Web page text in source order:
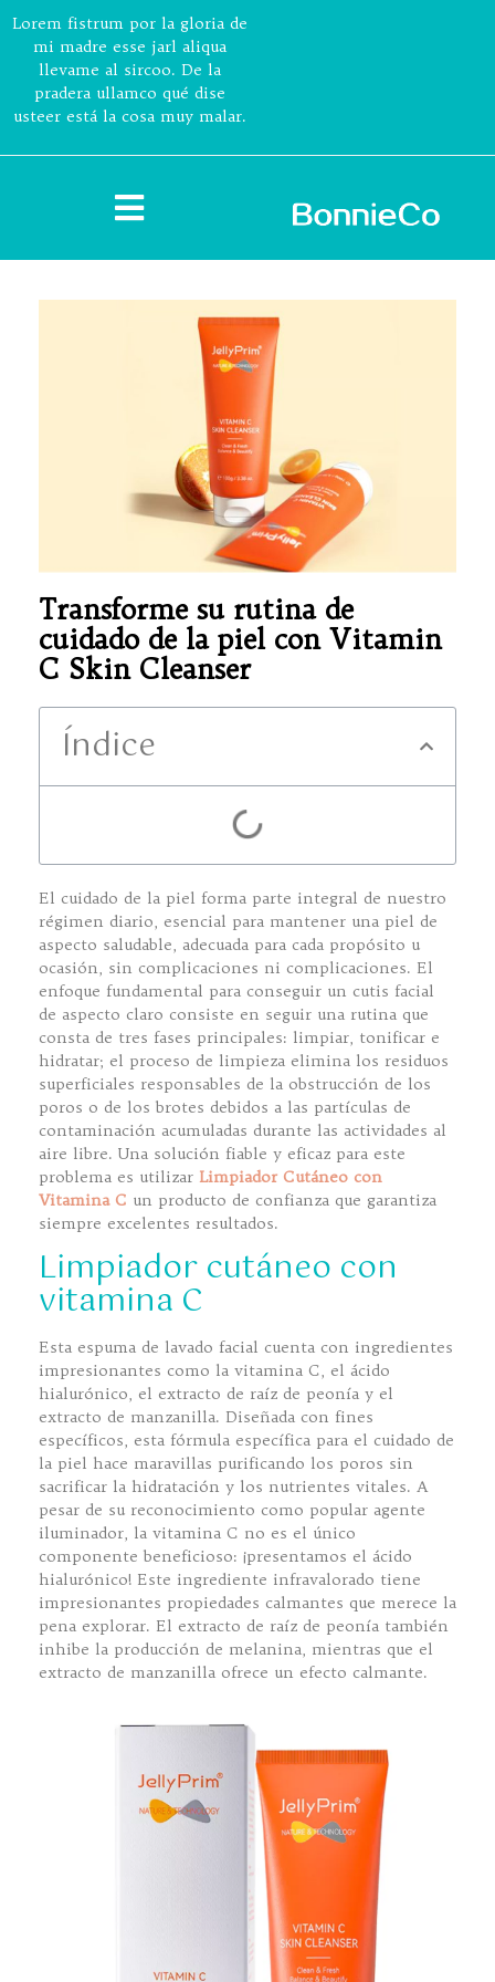
Lorem fistrum por la gloria de
mi madre esse jarl aliqua
llevame al sircoo. De la
pradera ullamco qué dise
usteer está la cosa muy malar.
Transforme su rutina de
cuidado de la piel con Vitamin
C Skin Cleanser
Índice
El cuidado de la piel forma parte integral de nuestro
régimen diario, esencial para mantener una piel de
aspecto saludable, adecuada para cada propósito u
ocasión, sin complicaciones ni complicaciones. El
enfoque fundamental para conseguir un cutis facial
de aspecto claro consiste en seguir una rutina que
consta de tres fases principales: limpiar, tonificar e
hidratar; el proceso de limpieza elimina los residuos
superficiales responsables de la obstrucción de los
poros o de los brotes debidos a las partículas de
contaminación acumuladas durante las actividades al
aire libre. Una solución fiable y eficaz para este
problema es utilizar Limpiador Cutáneo con
Vitamina C un producto de confianza que garantiza
siempre excelentes resultados.
Limpiador cutáneo con
vitamina C
Esta espuma de lavado facial cuenta con ingredientes
impresionantes como la vitamina C, el ácido
hialurónico, el extracto de raíz de peonía y el
extracto de manzanilla. Diseñada con fines
específicos, esta fórmula específica para el cuidado de
la piel hace maravillas purificando los poros sin
sacrificar la hidratación y los nutrientes vitales. A
pesar de su reconocimiento como popular agente
iluminador, la vitamina C no es el único
componente beneficioso: ¡presentamos el ácido
hialurónico! Este ingrediente infravalorado tiene
impresionantes propiedades calmantes que merece la
pena explorar. El extracto de raíz de peonía también
inhibe la producción de melanina, mientras que el
extracto de manzanilla ofrece un efecto calmante.